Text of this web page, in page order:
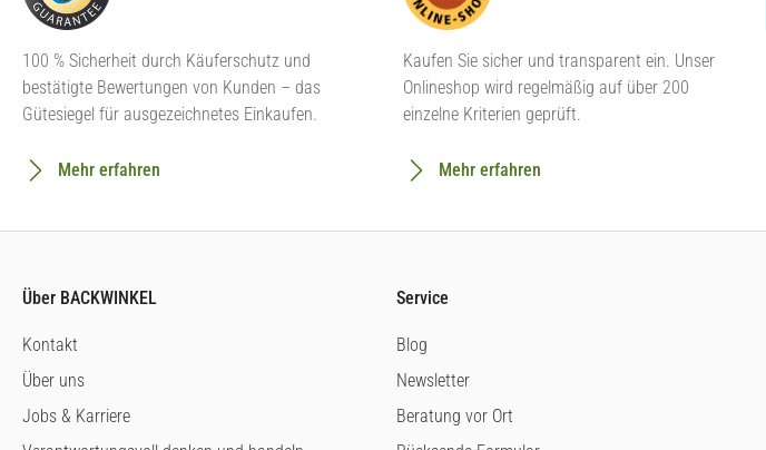
100 % Sicherheit durch Käuferschutz und
bestätigte Bewertungen von Kunden – das
Gütesiegel für ausgezeichnetes Einkaufen.
Mehr erfahren
Kaufen Sie sicher und transparent ein. Unser
Onlineshop wird regelmäßig auf über 200
einzelne Kriterien geprüft.
Mehr erfahren
Über BACKWINKEL
Kontakt
Über uns
Jobs & Karriere
Service
Blog
Newsletter
Beratung vor Ort